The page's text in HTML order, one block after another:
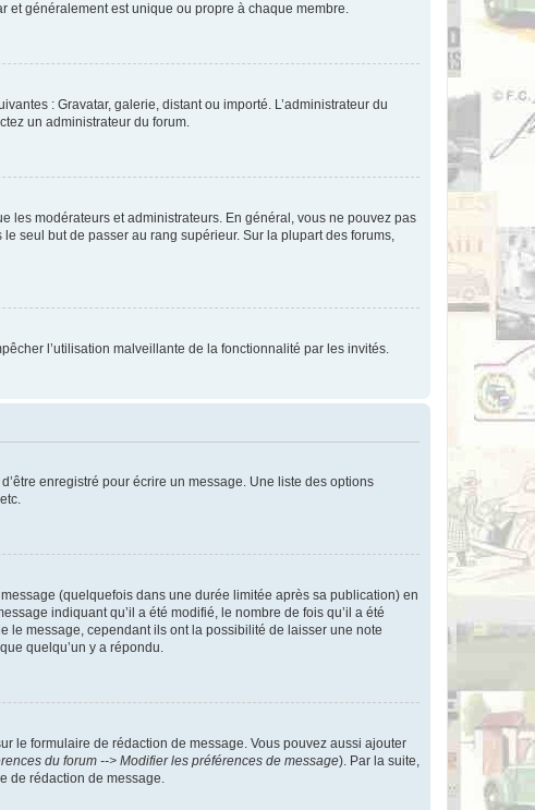
et généralement est unique ou propre à chaque membre.
: Gravatar, galerie, distant ou importé. L’administrateur du
un administrateur du forum.
les modérateurs et administrateurs. En général, vous ne pouvez pas
seul but de passer au rang supérieur. Sur la plupart des forums,
l’utilisation malveillante de la fonctionnalité par les invités.
enregistré pour écrire un message. Une liste des options
(quelquefois dans une durée limitée après sa publication) en
indiquant qu’il a été modifié, le nombre de fois qu’il a été
le message, cependant ils ont la possibilité de laisser une note
quelqu’un y a répondu.
le formulaire de rédaction de message. Vous pouvez aussi ajouter
du forum --> Modifier les préférences de message). Par la suite,
de rédaction de message.